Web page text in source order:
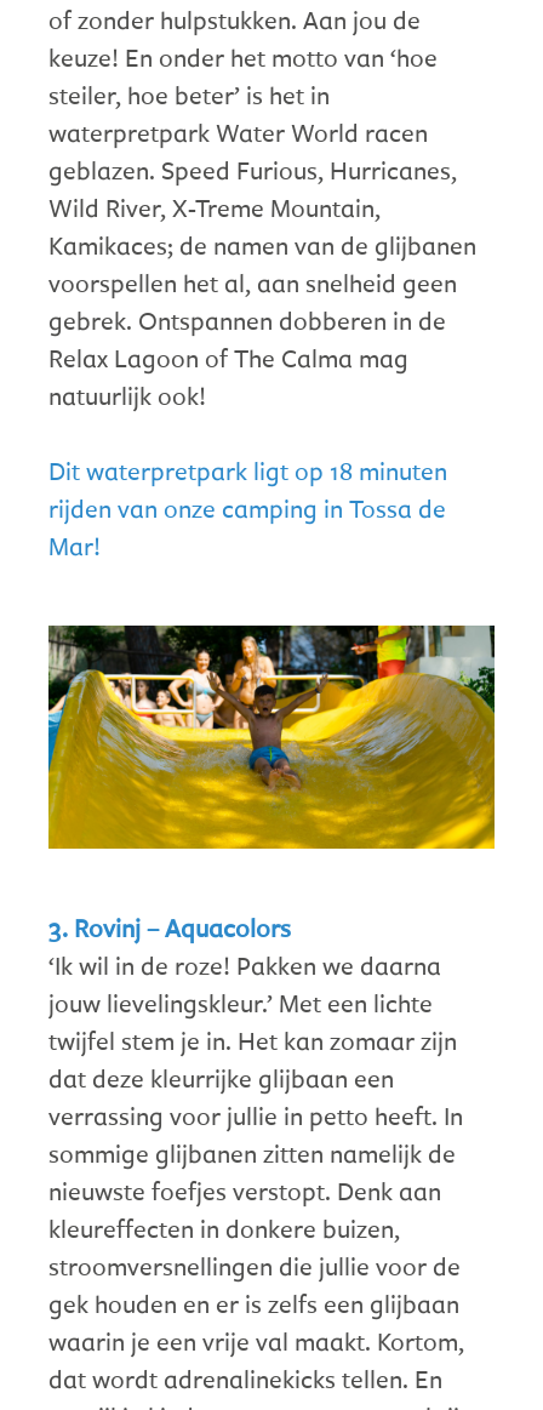
of zonder hulpstukken. Aan jou de
keuze! En onder het motto van ‘hoe
steiler, hoe beter’ is het in
waterpretpark Water World racen
geblazen. Speed Furious, Hurricanes,
Wild River, X-Treme Mountain,
Kamikaces; de namen van de glijbanen
voorspellen het al, aan snelheid geen
gebrek. Ontspannen dobberen in de
Relax Lagoon of The Calma mag
natuurlijk ook!
Dit waterpretpark ligt op 18 minuten
rijden van onze camping in Tossa de
Mar!
3. Rovinj – Aquacolors
‘Ik wil in de roze! Pakken we daarna
jouw lievelingskleur.’ Met een lichte
twijfel stem je in. Het kan zomaar zijn
dat deze kleurrijke glijbaan een
verrassing voor jullie in petto heeft. In
sommige glijbanen zitten namelijk de
nieuwste foefjes verstopt. Denk aan
kleureffecten in donkere buizen,
stroomversnellingen die jullie voor de
gek houden en er is zelfs een glijbaan
waarin je een vrije val maakt. Kortom,
dat wordt adrenalinekicks tellen. En